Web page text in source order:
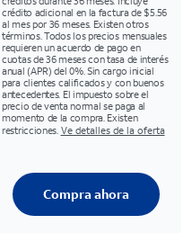
crédito adicional en la factura de $5.56
al mes por 36 meses. Existen otros
términos. Todos los precios mensuales
requieren un acuerdo de pago en
cuotas de 36 meses con tasa de interés
anual (APR) del 0%. Sin cargo inicial
para clientes calificados y con buenos
antecedentes. El impuesto sobre el
precio de venta normal se paga al
momento de la compra. Existen
restricciones. Ve detalles de la oferta
Compra ahora